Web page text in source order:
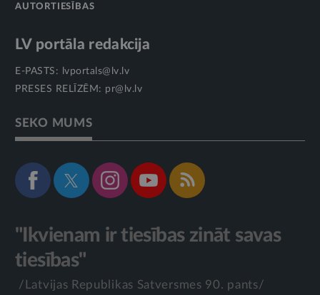
AUTORTIESĪBAS
LV portāla redakcija
E-PASTS:
lvportals@lv.lv
PRESES RELĪZĒM: pr@lv.lv
SEKO MUMS
"Ikvienam ir tiesības zināt savas
tiesības"
/Latvijas Republikas Satversmes 90. pants/